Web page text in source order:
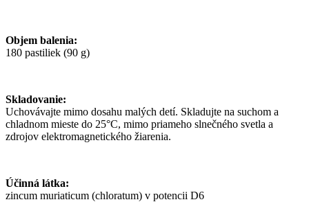
Objem balenia:
180 pastiliek (90 g)
Skladovanie:
Uchovávajte mimo dosahu malých detí. Skladujte na suchom a
chladnom mieste do 25°C, mimo priameho slnečného svetla a
zdrojov elektromagnetického žiarenia.
Účinná látka:
zincum muriaticum (chloratum) v potencii D6